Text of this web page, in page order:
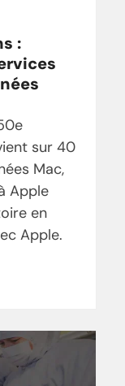
:
sur 40
Mac,
Apple
en
Apple.